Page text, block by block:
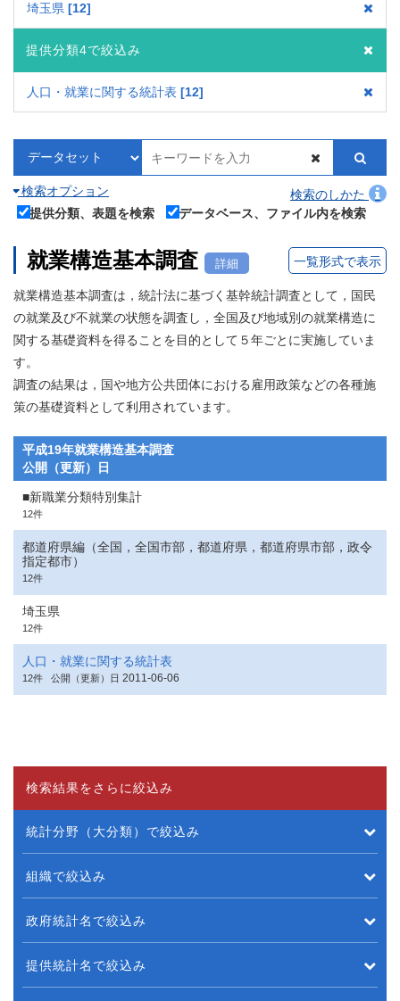
埼玉県 12
提供分類4で絞込み
人口・就業に関する統計表 12
検索オプション
検索のしかた
提供分類、表題を検索
データベース、ファイル内を検索
就業構造基本調査 詳細 一覧形式で表示
就業構造基本調査は，統計法に基づく基幹統計調査として，国民
の就業及び不就業の状態を調査し，全国及び地域別の就業構造に
関する基礎資料を得ることを目的として５年ごとに実施していま
す。
調査の結果は，国や地方公共団体における雇用政策などの各種施
策の基礎資料として利用されています。
平成19年就業構造基本調査
公開（更新）日
■新職業分類特別集計
12件
都道府県編（全国，全国市部，都道府県，都道府県市部，政令
指定都市）
12件
埼玉県
12件
人口・就業に関する統計表
12件 公開（更新）日 2011-06-06
検索結果をさらに絞込み
統計分野（大分類）で絞込み
組織で絞込み
政府統計名で絞込み
提供統計名で絞込み